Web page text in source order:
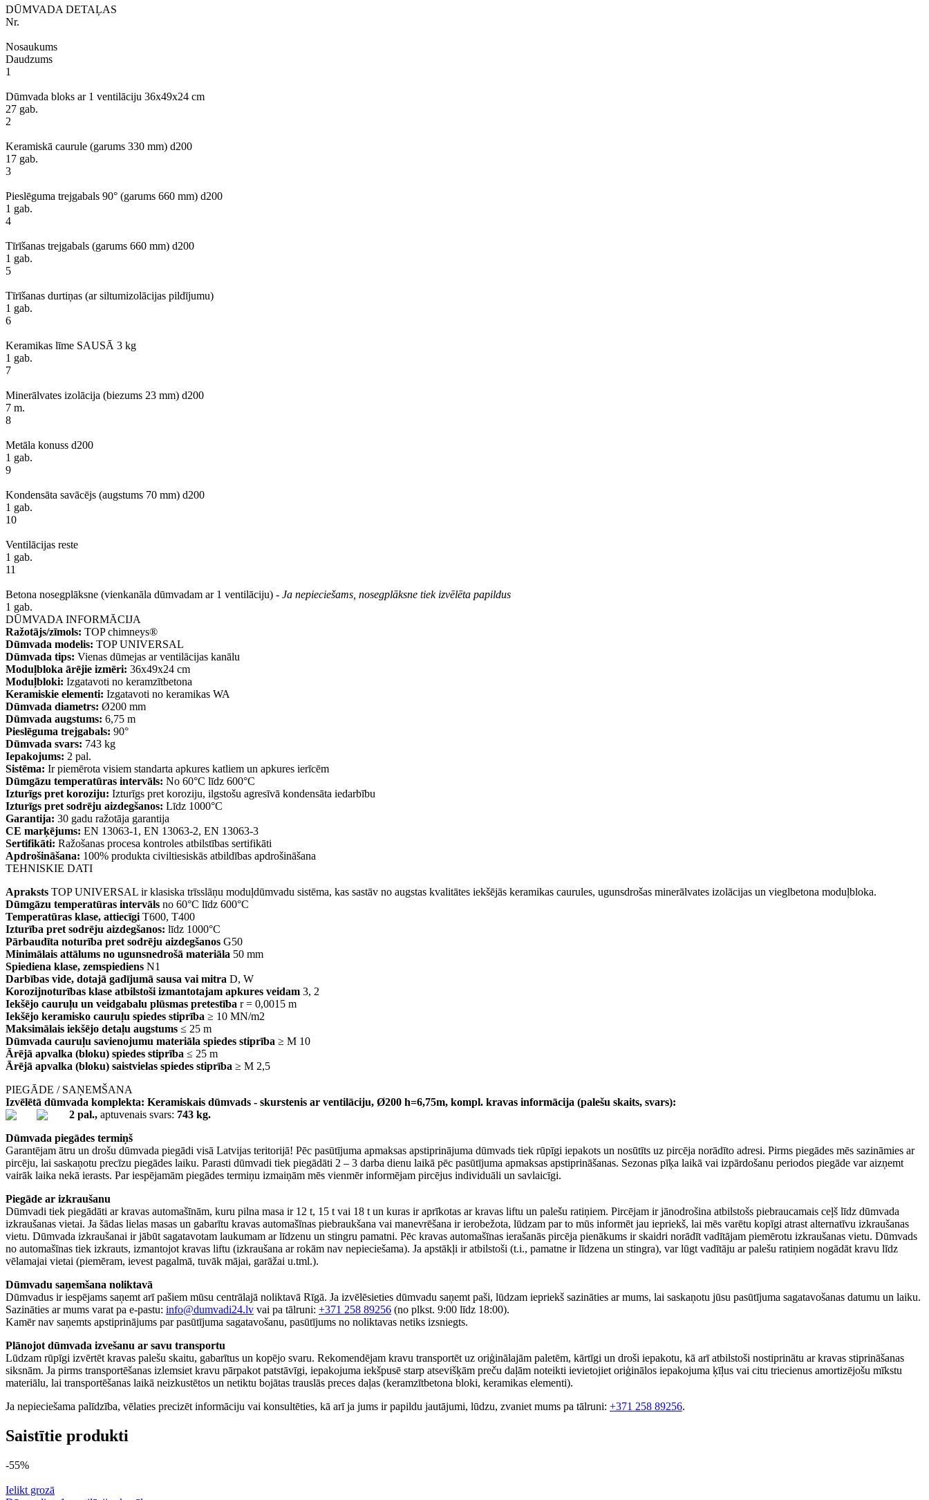
DŪMVADA DETAĻAS
Nr.
Nosaukums
Daudzums
1
Dūmvada bloks ar 1 ventilāciju 36x49x24 cm
27 gab.
2
Keramiskā caurule (garums 330 mm) d200
17 gab.
3
Pieslēguma trejgabals 90° (garums 660 mm) d200
1 gab.
4
Tīrīšanas trejgabals (garums 660 mm) d200
1 gab.
5
Tīrīšanas durtiņas (ar siltumizolācijas pildījumu)
1 gab.
6
Keramikas līme SAUSĀ 3 kg
1 gab.
7
Minerālvates izolācija (biezums 23 mm) d200
7 m.
8
Metāla konuss d200
1 gab.
9
Kondensāta savācējs (augstums 70 mm) d200
1 gab.
10
Ventilācijas reste
1 gab.
11
Betona nosegplāksne (vienkanāla dūmvadam ar 1 ventilāciju) - Ja nepieciešams, nosegplāksne tiek izvēlēta papildus
1 gab.
DŪMVADA INFORMĀCIJA
Ražotājs/zīmols: TOP chimneys®
Dūmvada modelis: TOP UNIVERSAL
Dūmvada tips: Vienas dūmejas ar ventilācijas kanālu
Moduļbloka ārējie izmēri: 36x49x24 cm
Moduļbloki: Izgatavoti no keramzītbetona
Keramiskie elementi: Izgatavoti no keramikas WA
Dūmvada diametrs: Ø200 mm
Dūmvada augstums: 6,75 m
Pieslēguma trejgabals: 90°
Dūmvada svars: 743 kg
Iepakojums: 2 pal.
Sistēma: Ir piemērota visiem standarta apkures katliem un apkures ierīcēm
Dūmgāzu temperatūras intervāls: No 60°C līdz 600°C
Izturīgs pret koroziju: Izturīgs pret koroziju, ilgstošu agresīvā kondensāta iedarbību
Izturīgs pret sodrēju aizdegšanos: Līdz 1000°C
Garantija: 30 gadu ražotāja garantija
CE marķējums: EN 13063-1, EN 13063-2, EN 13063-3
Sertifikāti: Ražošanas procesa kontroles atbilstības sertifikāti
Apdrošināšana: 100% produkta civiltiesiskās atbildības apdrošināšana
TEHNISKIE DATI
Apraksts TOP UNIVERSAL ir klasiska trīsslāņu moduļdūmvadu sistēma, kas sastāv no augstas kvalitātes iekšējās keramikas caurules, ugunsdrošas minerālvates izolācijas un vieglbetona moduļbloka.
Dūmgāzu temperatūras intervāls no 60°C līdz 600°C
Temperatūras klase, attiecīgi T600, T400
Izturība pret sodrēju aizdegšanos: līdz 1000°C
Pārbaudīta noturība pret sodrēju aizdegšanos G50
Minimālais attālums no ugunsnedrošā materiāla 50 mm
Spiediena klase, zemspiediens N1
Darbības vide, dotajā gadījumā sausa vai mitra D, W
Korozijnoturības klase atbilstoši izmantotajam apkures veidam 3, 2
Iekšējo cauruļu un veidgabalu plūsmas pretestība r = 0,0015 m
Iekšējo keramisko cauruļu spiedes stiprība ≥ 10 MN/m2
Maksimālais iekšējo detaļu augstums ≤ 25 m
Dūmvada cauruļu savienojumu materiāla spiedes stiprība ≥ M 10
Ārējā apvalka (bloku) spiedes stiprība ≤ 25 m
Ārējā apvalka (bloku) saistvielas spiedes stiprība ≥ M 2,5
PIEGĀDE / SAŅEMŠANA
Izvēlētā dūmvada komplekta: Keramiskais dūmvads - skurstenis ar ventilāciju, Ø200 h=6,75m, kompl. kravas informācija (palešu skaits, svars):
2 pal., aptuvenais svars: 743 kg.
Dūmvada piegādes termiņš
Garantējam ātru un drošu dūmvada piegādi visā Latvijas teritorijā! Pēc pasūtījuma apmaksas apstiprinājuma dūmvads tiek rūpīgi iepakots un nosūtīts uz pircēja norādīto adresi. Pirms piegādes mēs sazināmies ar
pircēju, lai saskaņotu precīzu piegādes laiku. Parasti dūmvadi tiek piegādāti 2 – 3 darba dienu laikā pēc pasūtījuma apmaksas apstiprināšanas. Sezonas pīķa laikā vai izpārdošanu periodos piegāde var aizņemt
vairāk laika nekā ierasts. Par iespējamām piegādes termiņu izmaiņām mēs vienmēr informējam pircējus individuāli un savlaicīgi.
Piegāde ar izkraušanu
Dūmvadi tiek piegādāti ar kravas automašīnām, kuru pilna masa ir 12 t, 15 t vai 18 t un kuras ir aprīkotas ar kravas liftu un palešu ratiņiem. Pircējam ir jānodrošina atbilstošs piebraucamais ceļš līdz dūmvada
izkraušanas vietai. Ja šādas lielas masas un gabarītu kravas automašīnas piebraukšana vai manevrēšana ir ierobežota, lūdzam par to mūs informēt jau iepriekš, lai mēs varētu kopīgi atrast alternatīvu izkraušanas
vietu. Dūmvada izkraušanai ir jābūt sagatavotam laukumam ar līdzenu un stingru pamatni. Pēc kravas automašīnas ierašanās pircēja pienākums ir skaidri norādīt vadītājam piemērotu izkraušanas vietu. Dūmvads
no automašīnas tiek izkrauts, izmantojot kravas liftu (izkraušana ar rokām nav nepieciešama). Ja apstākļi ir atbilstoši (t.i., pamatne ir līdzena un stingra), var lūgt vadītāju ar palešu ratiņiem nogādāt kravu līdz
vēlamajai vietai (piemēram, ievest pagalmā, tuvāk mājai, garāžai u.tml.).
Dūmvadu saņemšana noliktavā
Dūmvadus ir iespējams saņemt arī pašiem mūsu centrālajā noliktavā Rīgā. Ja izvēlēsieties dūmvadu saņemt paši, lūdzam iepriekš sazināties ar mums, lai saskaņotu jūsu pasūtījuma sagatavošanas datumu un laiku.
Sazināties ar mums varat pa e-pastu: info@dumvadi24.lv vai pa tālruni: +371 258 89256 (no plkst. 9:00 līdz 18:00).
Kamēr nav saņemts apstiprinājums par pasūtījuma sagatavošanu, pasūtījums no noliktavas netiks izsniegts.
Plānojot dūmvada izvešanu ar savu transportu
Lūdzam rūpīgi izvērtēt kravas palešu skaitu, gabarītus un kopējo svaru. Rekomendējam kravu transportēt uz oriģinālajām paletēm, kārtīgi un droši iepakotu, kā arī atbilstoši nostiprinātu ar kravas stiprināšanas
siksnām. Ja pirms transportēšanas izlemsiet kravu pārpakot patstāvīgi, iepakojuma iekšpusē starp atsevišķām preču daļām noteikti ievietojiet oriģinālos iepakojuma ķīļus vai citu triecienus amortizējošu mīkstu
materiālu, lai transportēšanas laikā neizkustētos un netiktu bojātas trauslās preces daļas (keramzītbetona bloki, keramikas elementi).
Ja nepieciešama palīdzība, vēlaties precizēt informāciju vai konsultēties, kā arī ja jums ir papildu jautājumi, lūdzu, zvaniet mums pa tālruni: +371 258 89256.
Saistītie produkti
-55%
Ielikt grozā